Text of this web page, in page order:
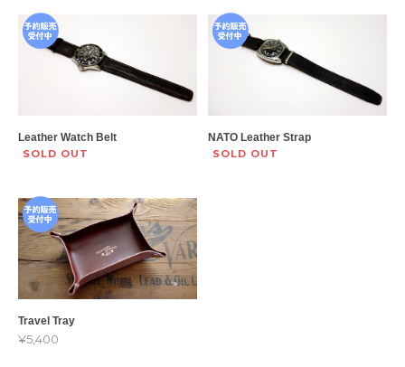
Leather Watch Belt
SOLD OUT
NATO Leather Strap
SOLD OUT
Travel Tray
¥5,400